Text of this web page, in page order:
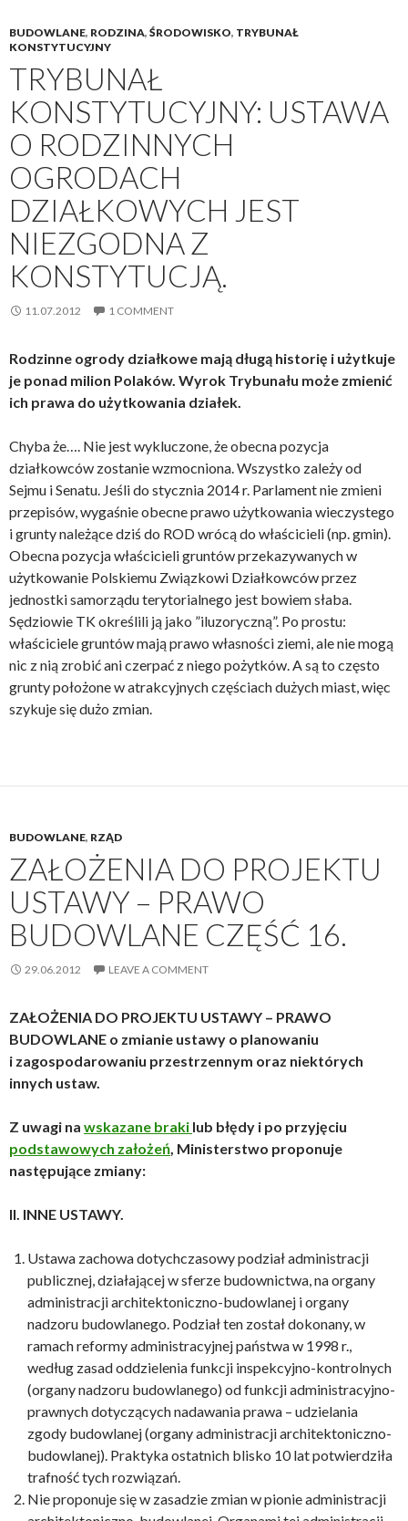
BUDOWLANE, RODZINA, ŚRODOWISKO, TRYBUNAŁ
KONSTYTUCYJNY
TRYBUNAŁ
KONSTYTUCYJNY: USTAWA
O RODZINNYCH
OGRODACH
DZIAŁKOWYCH JEST
NIEZGODNA Z
KONSTYTUCJĄ.
11.07.2012 1 COMMENT
Rodzinne ogrody działkowe mają długą historię i użytkuje
je ponad milion Polaków. Wyrok Trybunału może zmienić
ich prawa do użytkowania działek.
Chyba że…. Nie jest wykluczone, że obecna pozycja
działkowców zostanie wzmocniona. Wszystko zależy od
Sejmu i Senatu. Jeśli do stycznia 2014 r. Parlament nie zmieni
przepisów, wygaśnie obecne prawo użytkowania wieczystego
i grunty należące dziś do ROD wrócą do właścicieli (np. gmin).
Obecna pozycja właścicieli gruntów przekazywanych w
użytkowanie Polskiemu Związkowi Działkowców przez
jednostki samorządu terytorialnego jest bowiem słaba.
Sędziowie TK określili ją jako ”iluzoryczną”. Po prostu:
właściciele gruntów mają prawo własności ziemi, ale nie mogą
nic z nią zrobić ani czerpać z niego pożytków. A są to często
grunty położone w atrakcyjnych częściach dużych miast, więc
szykuje się dużo zmian.
BUDOWLANE, RZĄD
ZAŁOŻENIA DO PROJEKTU
USTAWY – PRAWO
BUDOWLANE CZĘŚĆ 16.
29.06.2012 LEAVE A COMMENT
ZAŁOŻENIA DO PROJEKTU USTAWY – PRAWO
BUDOWLANE o zmianie ustawy o planowaniu
i zagospodarowaniu przestrzennym oraz niektórych
innych ustaw.
Z uwagi na wskazane braki lub błędy i po przyjęciu
podstawowych założeń, Ministerstwo proponuje
następujące zmiany:
II. INNE USTAWY.
Ustawa zachowa dotychczasowy podział administracji
publicznej, działającej w sferze budownictwa, na organy
administracji architektoniczno-budowlanej i organy
nadzoru budowlanego. Podział ten został dokonany, w
ramach reformy administracyjnej państwa w 1998 r.,
według zasad oddzielenia funkcji inspekcyjno-kontrolnych
(organy nadzoru budowlanego) od funkcji administracyjno-
prawnych dotyczących nadawania prawa – udzielania
zgody budowlanej (organy administracji architektoniczno-
budowlanej). Praktyka ostatnich blisko 10 lat potwierdziła
trafność tych rozwiązań.
Nie proponuje się w zasadzie zmian w pionie administracji